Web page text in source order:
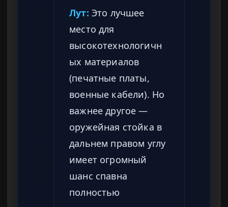
Лут: Это лучшее
место для
высокотехнологичн
ых материалов
(печатные платы,
военные кабели). Но
важнее другое —
оружейная стойка в
дальнем правом углу
имеет огромный
шанс спавна
полностью